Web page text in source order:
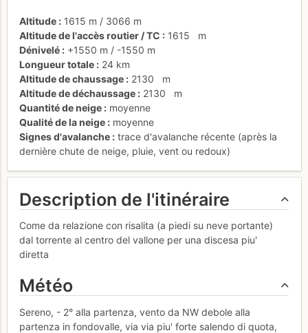
Altitude 1615 m / 3066 m
Altitude de l'accès routier / TC
1615
m
Dénivelé
+1550 m / -1550 m
Longueur totale
24 km
Altitude de chaussage
2130
m
Altitude de déchaussage
2130
m
Quantité de neige
moyenne
Qualité de la neige
moyenne
Signes d'avalanche
trace d'avalanche récente (après la
dernière chute de neige, pluie, vent ou redoux)
Description de l'itinéraire
Come da relazione con risalita (a piedi su neve portante)
dal torrente al centro del vallone per una discesa piu'
diretta
Météo
Sereno, - 2° alla partenza, vento da NW debole alla
partenza in fondovalle, via via piu' forte salendo di quota,